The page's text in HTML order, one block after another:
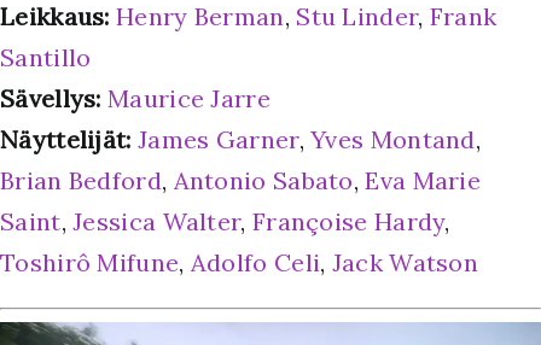
Leikkaus: Henry Berman, Stu Linder, Frank
Santillo
Sävellys: Maurice Jarre
Näyttelijät: James Garner,Yves Montand,
Brian Bedford, Antonio Sabato,Eva Marie
Saint,Jessica Walter, Françoise Hardy,
Toshirô Mifune, Adolfo Celi, Jack Watson